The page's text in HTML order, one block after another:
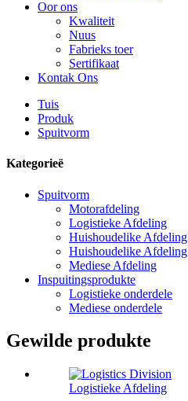
Oor ons
Kwaliteit
Nuus
Fabrieks toer
Sertifikaat
Kontak Ons
Tuis
Produk
Spuitvorm
Kategorieë
Spuitvorm
Motorafdeling
Logistieke Afdeling
Huishoudelike Afdeling
Huishoudelike Afdeling
Mediese Afdeling
Inspuitingsprodukte
Logistieke onderdele
Mediese onderdele
Gewilde produkte
Logistieke Afdeling